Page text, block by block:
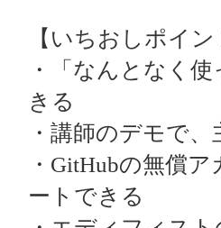
【いちおしポイン
・「なんとなく
きる
・講師のデモで
・GitHubの無償
ートできる